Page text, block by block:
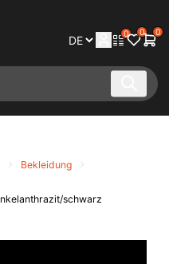
0 0 0
Bekleidung
schwarz